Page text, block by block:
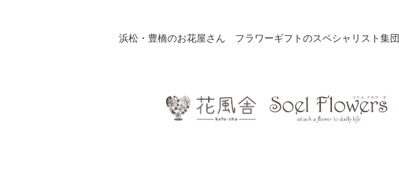
浜松・豊橋のお花屋さん フラワーギフトのスペシャリスト集団